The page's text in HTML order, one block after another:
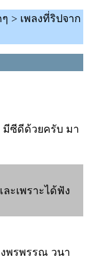
> เพลงที่ริปจาก
มีซีดีด้วยครับ มา
ะเพราะได้ฟัง
พรพรรณ วนา